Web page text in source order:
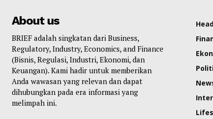
About us
BRIEF adalah singkatan dari Business,
Regulatory, Industry, Economics, and Finance
(Bisnis, Regulasi, Industri, Ekonomi, dan
Keuangan). Kami hadir untuk memberikan
Anda wawasan yang relevan dan dapat
dihubungkan pada era informasi yang
melimpah ini.